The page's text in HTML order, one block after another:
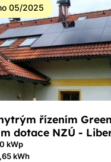
05/2025
řízením
dotace NZÚ -
kWp
kWh